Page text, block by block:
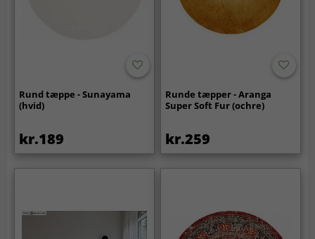
Rund tæppe - Sunayama
(hvid)
kr.189
Runde tæpper - Aranga
Super Soft Fur (ochre)
kr.259